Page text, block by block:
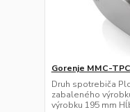
Gorenje MMC-TPC
Druh spotrebiča
zabaleného
výrobku 195 mm